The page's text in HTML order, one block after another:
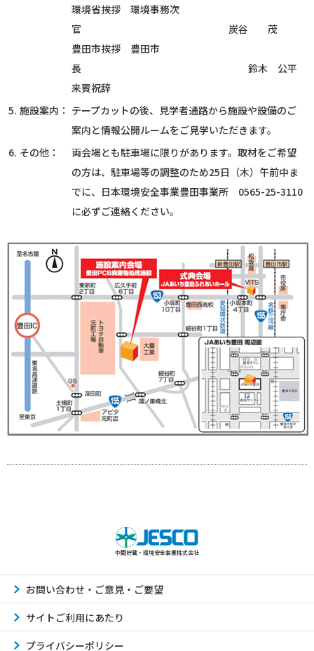
環境省挨拶 環境事務次
官 炭谷 茂
豊田市挨拶 豊田市
長 鈴木 公平
来賓祝辞
5. 施設案内： テープカットの後、見学者通路から施設や設備のご
案内と情報公開ルームをご見学いただきます。
6. その他：
両会場とも駐車場に限りがあります。取材をご希望
の方は、駐車場等の調整のため25日（木）午前中ま
でに、日本環境安全事業豊田事業所 0565-25-3110
に必ずご連絡ください。
中間貯蔵・環境安全事業株式会社
お問い合わせ・ご意見・ご要望
サイトご利用にあたり
プライバシーポリシー